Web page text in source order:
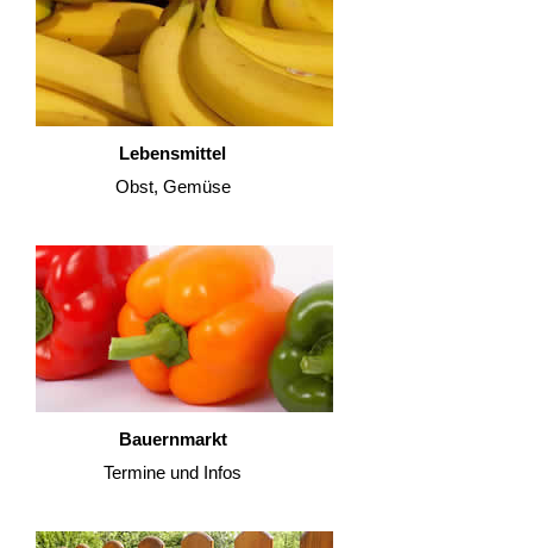
Lebensmittel
Obst, Gemüse
Bauernmarkt
Termine und Infos